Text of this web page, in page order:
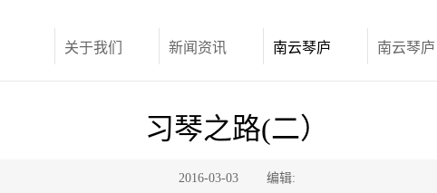
关于我们 新闻资讯 南云琴庐 南云琴庐
习琴之路(二）
2016-03-03 编辑: